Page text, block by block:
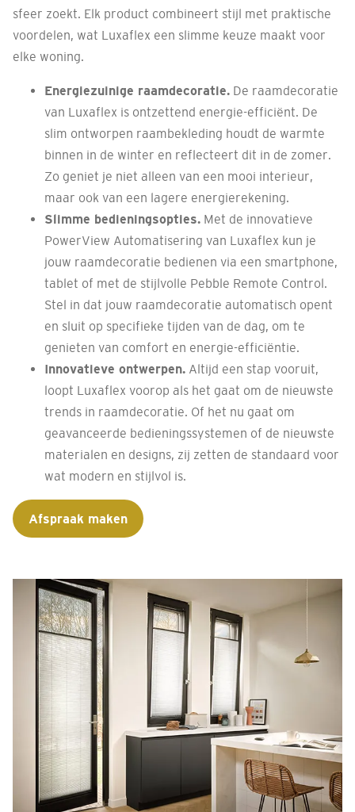
sfeer zoekt. Elk product combineert stijl met praktische
voordelen, wat Luxaflex een slimme keuze maakt voor
elke woning.
Energiezuinige raamdecoratie. De raamdecoratie
van Luxaflex is ontzettend energie-efficiënt. De
slim ontworpen raambekleding houdt de warmte
binnen in de winter en reflecteert dit in de zomer.
Zo geniet je niet alleen van een mooi interieur,
maar ook van een lagere energierekening.
Slimme bedieningsopties. Met de innovatieve
PowerView Automatisering van Luxaflex kun je
jouw raamdecoratie bedienen via een smartphone,
tablet of met de stijlvolle Pebble Remote Control.
Stel in dat jouw raamdecoratie automatisch opent
en sluit op specifieke tijden van de dag, om te
genieten van comfort en energie-efficiëntie.
Innovatieve ontwerpen. Altijd een stap vooruit,
loopt Luxaflex voorop als het gaat om de nieuwste
trends in raamdecoratie. Of het nu gaat om
geavanceerde bedieningssystemen of de nieuwste
materialen en designs, zij zetten de standaard voor
wat modern en stijlvol is.
Afspraak maken